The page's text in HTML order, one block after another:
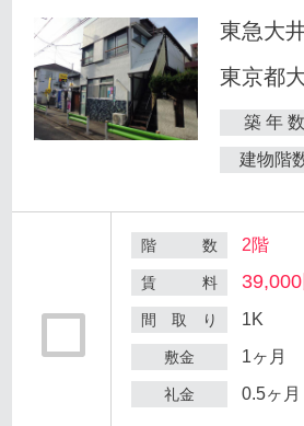
東急大
東京都
築 年 数
建物階
階 数 2階
賃 料
間 取 り 1K
敷金 1ヶ月
礼金 0.5ヶ月